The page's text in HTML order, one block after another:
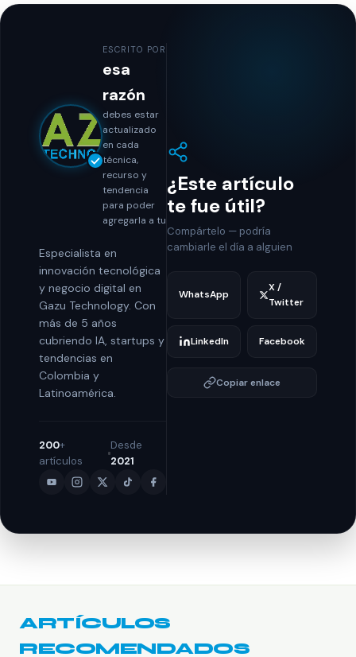
ESCRITO POR
esa
razón
debes estar
actualizado
en cada
técnica,
recurso y
tendencia
para poder
agregarla a tu
Especialista en
innovación tecnológica
y negocio digital en
Gazu Technology. Con
más de 5 años
cubriendo IA, startups y
tendencias en
Colombia y
Latinoamérica.
200+
artículos
Desde
2021
¿Este artículo
te fue útil?
Compártelo — podría
cambiarle el día a alguien
WhatsApp
X /
Twitter
LinkedIn Facebook
Copiar enlace
ARTÍCULOS
RECOMENDADOS